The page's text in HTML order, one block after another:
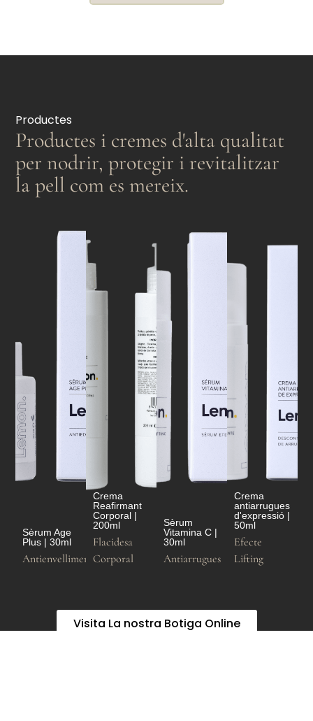
Productes
Productes i cremes d'alta qualitat
per nodrir, protegir i revitalitzar
la pell com es mereix.
Sèrum Age
Plus | 30ml
Antienvelliment
Crema
Reafirmant
Corporal |
200ml
Flacidesa
Corporal
Sèrum
Vitamina C |
30ml
Antiarrugues
Crema
antiarrugues
d'expressió |
50ml
Efecte
Lifting
Visita La nostra Botiga Online